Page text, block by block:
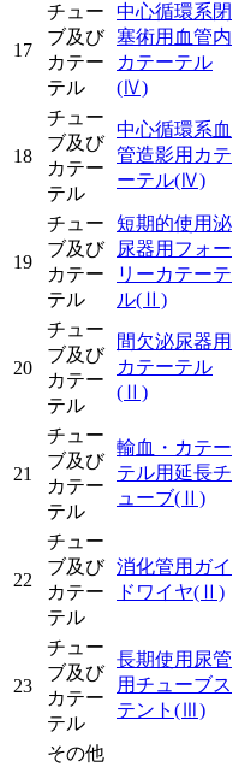
17
チュー
ブ及び
カテー
テル
中心循環系閉
塞術用血管内
カテーテル
(Ⅳ)
18
チュー
ブ及び
カテー
テル
中心循環系血
管造影用カテ
ーテル(Ⅳ)
19
チュー
ブ及び
カテー
テル
短期的使用泌
尿器用フォー
リーカテーテ
ル(Ⅱ)
20
チュー
ブ及び
カテー
テル
間欠泌尿器用
カテーテル
(Ⅱ)
21
チュー
ブ及び
カテー
テル
輸血・カテー
テル用延長チ
ューブ(Ⅱ)
22
チュー
ブ及び
カテー
テル
消化管用ガイ
ドワイヤ(Ⅱ)
23
チュー
ブ及び
カテー
テル
長期使用尿管
用チューブス
テント (Ⅲ)
その他